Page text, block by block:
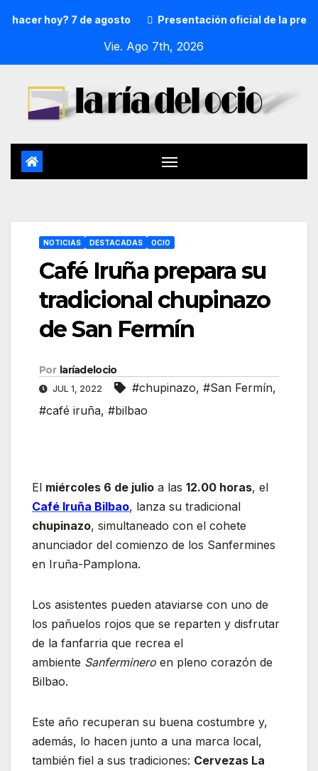
hoy? 7 de agosto Presentación oficial de la
Vie. Ago 7th, 2026
NOTICIAS DESTACADAS OCIO
Café Iruña prepara su
tradicional chupinazo
de San Fermín
Por laríadelocio
JUL 1, 2022 #chupinazo, #San Fermín,
#café iruña, #bilbao
El miércoles 6 de julio a las 12.00 horas, el
Café Iruña Bilbao, lanza su tradicional
chupinazo, simultaneado con el cohete
anunciador del comienzo de los Sanfermines
en Iruña-Pamplona.
Los asistentes pueden ataviarse con uno de
los pañuelos rojos que se reparten y disfrutar
de la fanfarria que recrea el
ambiente Sanferminero en pleno corazón de
Bilbao.
Este año recuperan su buena costumbre y,
además, lo hacen junto a una marca local,
también fiel a sus tradiciones: Cervezas La